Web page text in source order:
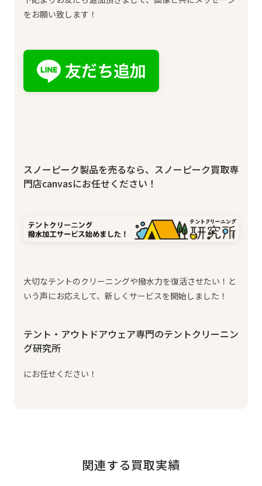
をお願い致します！
スノーピーク製品を売るなら、スノーピーク買取専
門店canvasにお任せください！
大切なテントのクリーニングや撥水力を復活させたい！と
いう声にお応えして、新しくサービスを開始しました！
テント・アウトドアウェア専門のテントクリーニン
グ研究所
にお任せください！
関連する買取実績